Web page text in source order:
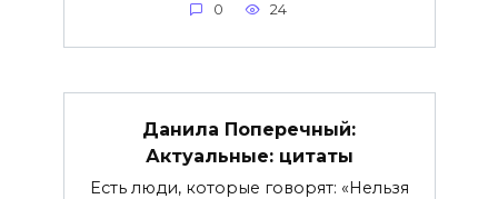
0 24
Данила Поперечный:
Актуальные: цитаты
Есть люди, которые говорят: «Нельзя